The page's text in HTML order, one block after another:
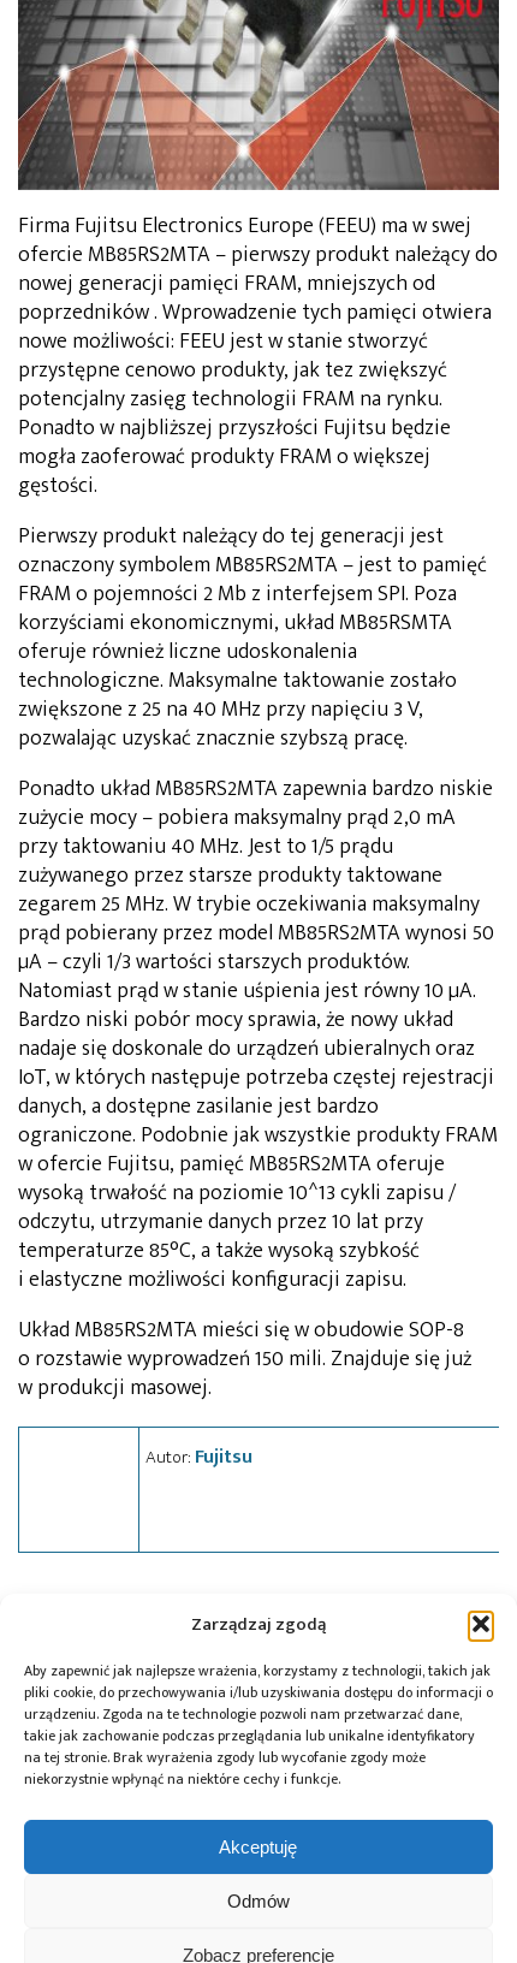
Zarządzaj zgodą
Aby zapewnić jak najlepsze wrażenia, korzystamy z technologii, takich jak
pliki cookie, do przechowywania i/lub uzyskiwania dostępu do informacji o
urządzeniu. Zgoda na te technologie pozwoli nam przetwarzać dane,
takie jak zachowanie podczas przeglądania lub unikalne identyfikatory
na tej stronie. Brak wyrażenia zgody lub wycofanie zgody może
niekorzystnie wpłynąć na niektóre cechy i funkcje.
Akceptuję
Odmów
Zobacz preferencje
Firma Fujitsu Electronics Europe (FEEU) ma w swej
ofercie MB85RS2MTA – pierwszy produkt należący do
nowej generacji pamięci FRAM, mniejszych od
poprzedników . Wprowadzenie tych pamięci otwiera
nowe możliwości: FEEU jest w stanie stworzyć
przystępne cenowo produkty, jak tez zwiększyć
potencjalny zasięg technologii FRAM na rynku.
Ponadto w najbliższej przyszłości Fujitsu będzie
mogła zaoferować produkty FRAM o większej
gęstości.
Pierwszy produkt należący do tej generacji jest
oznaczony symbolem MB85RS2MTA – jest to pamięć
FRAM o pojemności 2 Mb z interfejsem SPI. Poza
korzyściami ekonomicznymi, układ MB85RSMTA
oferuje również liczne udoskonalenia
technologiczne. Maksymalne taktowanie zostało
zwiększone z 25 na 40 MHz przy napięciu 3 V,
pozwalając uzyskać znacznie szybszą pracę.
Ponadto układ MB85RS2MTA zapewnia bardzo niskie
zużycie mocy – pobiera maksymalny prąd 2,0 mA
przy taktowaniu 40 MHz. Jest to 1/5 prądu
zużywanego przez starsze produkty taktowane
zegarem 25 MHz. W trybie oczekiwania maksymalny
prąd pobierany przez model MB85RS2MTA wynosi 50
µA – czyli 1/3 wartości starszych produktów.
Natomiast prąd w stanie uśpienia jest równy 10 µA.
Bardzo niski pobór mocy sprawia, że nowy układ
nadaje się doskonale do urządzeń ubieralnych oraz
IoT, w których następuje potrzeba częstej rejestracji
danych, a dostępne zasilanie jest bardzo
ograniczone. Podobnie jak wszystkie produkty FRAM
w ofercie Fujitsu, pamięć MB85RS2MTA oferuje
wysoką trwałość na poziomie 10^13 cykli zapisu /
odczytu, utrzymanie danych przez 10 lat przy
temperaturze 85°C, a także wysoką szybkość
i elastyczne możliwości konfiguracji zapisu.
Układ MB85RS2MTA mieści się w obudowie SOP-8
o rozstawie wyprowadzeń 150 mili. Znajduje się już
w produkcji masowej.
Autor: Fujitsu
Przeczytaj również:
10 lat Finder
Global Electronics
opublikowało